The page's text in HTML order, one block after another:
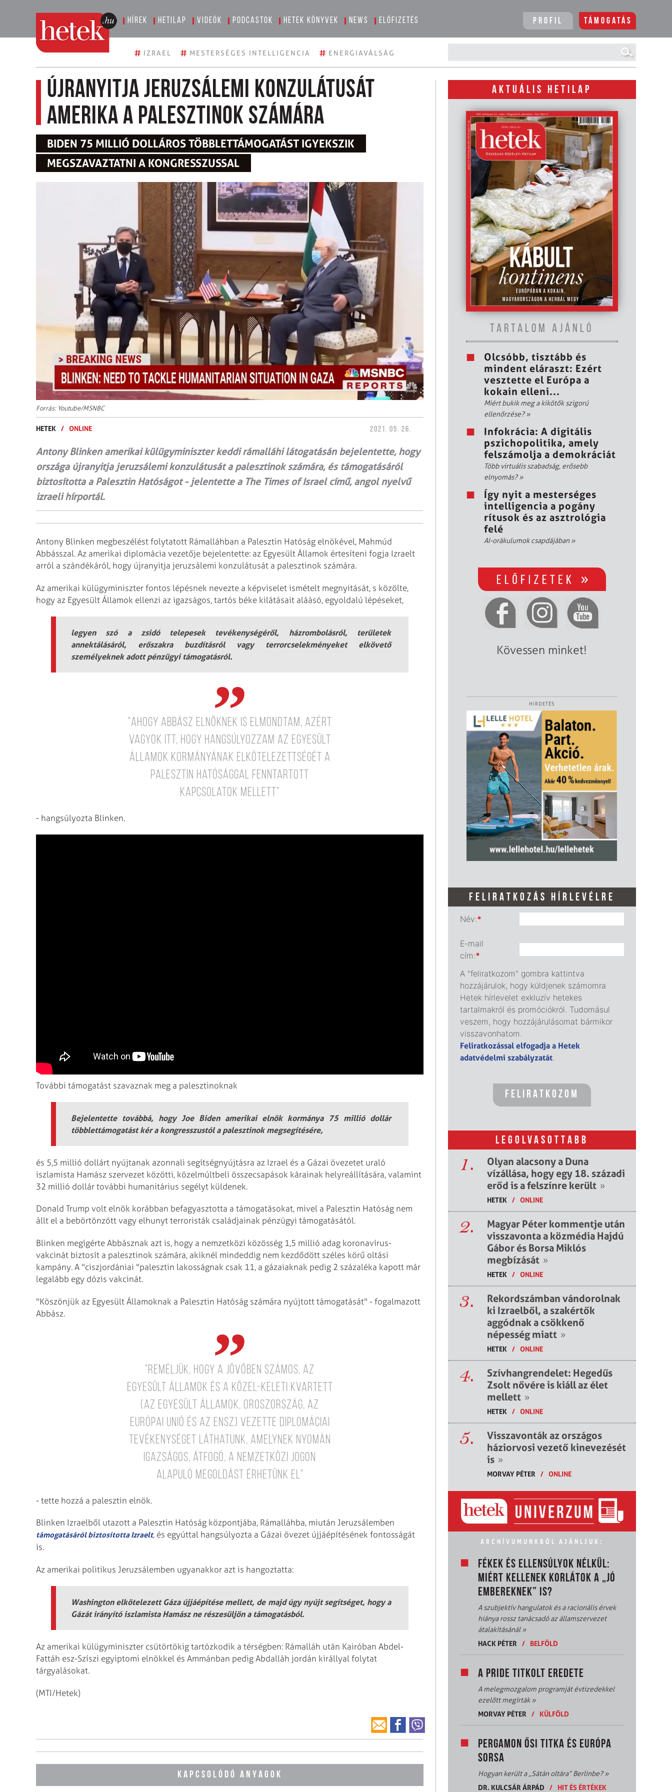
Hírek Hetilap Videók Podcastok Hetek könyvek News Előfizetés Profil Támogatás
# IZRAEL # MESTERSÉGES INTELLIGENCIA # ENERGIAVÁLSÁG
Újranyitja jeruzsálemi konzulátusát
Amerika a palesztinok számára
BIDEN 75 MILLIÓ DOLLÁROS TÖBBLETTÁMOGATÁST IGYEKSZIK
MEGSZAVAZTATNI A KONGRESSZUSSAL
Forrás: Youtube/MSNBC
HETEK / ONLINE 2021. 05. 26.
Antony Blinken amerikai külügyminiszter keddi rámalláhi látogatásán bejelentette, hogy
országa újranyitja jeruzsálemi konzulátusát a palesztinok számára, és támogatásáról
biztosította a Palesztin Hatóságot - jelentette a The Times of Israel című, angol nyelvű
izraeli hírportál.
Antony Blinken megbeszélést folytatott Rámalláhban a Palesztin Hatóság elnökével, Mahmúd
Abbásszal. Az amerikai diplomácia vezetője bejelentette: az Egyesült Államok értesíteni fogja Izraelt
arról a szándékáról, hogy újranyitja jeruzsálemi konzulátusát a palesztinok számára.
Az amerikai külügyminiszter fontos lépésnek nevezte a képviselet ismételt megnyitását, s közölte,
hogy az Egyesült Államok ellenzi az igazságos, tartós béke kilátásait aláásó, egyoldalú lépéseket,
legyen szó a zsidó telepesek tevékenységéről, házrombolásról, területek
annektálásáról, erőszakra buzdításról vagy terrorcselekményeket elkövető
személyeknek adott pénzügyi támogatásról.
"Ahogy Abbász elnöknek is elmondtam, azért
vagyok itt, hogy hangsúlyozzam az Egyesült
Államok kormányának elkötelezettségét a
Palesztin Hatósággal fenntartott
kapcsolatok mellett"
- hangsúlyozta Blinken.
További támogatást szavaznak meg a palesztinoknak
Bejelentette továbbá, hogy Joe Biden amerikai elnök kormánya 75 millió dollár
többlettámogatást kér a kongresszustól a palesztinok megsegítésére,
és 5,5 millió dollárt nyújtanak azonnali segítségnyújtásra az Izrael és a Gázai övezetet uraló
iszlamista Hamász szervezet közötti, közelmúltbeli összecsapások kárainak helyreállítására, valamint
32 millió dollár további humanitárius segélyt küldenek.
Donald Trump volt elnök korábban befagyasztotta a támogatásokat, mivel a Palesztin Hatóság nem
állt el a bebörtönzött vagy elhunyt terroristák családjainak pénzügyi támogatásától.
Blinken megígérte Abbásznak azt is, hogy a nemzetközi közösség 1,5 millió adag koronavírus-
vakcinát biztosít a palesztinok számára, akiknél mindeddig nem kezdődött széles körű oltási
kampány. A "ciszjordániai "palesztin lakosságnak csak 11, a gázaiaknak pedig 2 százaléka kapott már
legalább egy dózis vakcinát.
"Köszönjük az Egyesült Államoknak a Palesztin Hatóság számára nyújtott támogatását" - fogalmazott
Abbász.
"Reméljük, hogy a jövőben számos, az
Egyesült Államok és a közel-keleti kvartett
(az Egyesült Államok, Oroszország, az
Európai Unió és az ENSZ) vezette diplomáciai
tevékenységet láthatunk, amelynek nyomán
igazságos, átfogó, a nemzetközi jogon
alapuló megoldást érhetünk el"
- tette hozzá a palesztin elnök.
Blinken Izraelből utazott a Palesztin Hatóság központjába, Rámalláhba, miután Jeruzsálemben
támogatásáról biztosította Izraelt, és egyúttal hangsúlyozta a Gázai övezet újjáépítésének fontosságát
is.
Az amerikai politikus Jeruzsálemben ugyanakkor azt is hangoztatta:
Washington elkötelezett Gáza újjáépítése mellett, de majd úgy nyújt segítséget, hogy a
Gázát irányító iszlamista Hamász ne részesüljön a támogatásból.
Az amerikai külügyminiszter csütörtökig tartózkodik a térségben: Rámalláh után Kairóban Abdel-
Fattáh esz-Szíszi egyiptomi elnökkel és Ammánban pedig Abdalláh jordán királlyal folytat
tárgyalásokat.
(MTI/Hetek)
KAPCSOLÓDÓ ANYAGOK
AKTUÁLIS HETILAP
TARTALOM AJÁNLÓ
Olcsóbb, tisztább és
mindent eláraszt: Ezért
vesztette el Európa a
kokain elleni...
Miért bukik meg a kikötők szigorú
ellenőrzése?»
Infokrácia: A digitális
pszichopolitika, amely
felszámolja a demokráciát
Több virtuális szabadság, erősebb
elnyomás?»
Így nyit a mesterséges
intelligencia a pogány
rítusok és az asztrológia
felé
AI-orákulumok csapdájában»
Kövessen minket!
HIRDETÉS
FELIRATKOZÁS HÍRLEVÉLRE
Név:*
E-mail
cím:*
A "feliratkozom" gombra kattintva
hozzájárulok, hogy küldjenek számomra
Hetek hírlevelet exkluzív hetekes
tartalmakról és promóciókról. Tudomásul
veszem, hogy hozzájárulásomat bármikor
visszavonhatom.
Feliratkozással elfogadja a Hetek
adatvédelmi szabályzatát
LEGOLVASOTTABB
1.
Olyan alacsony a Duna
vízállása, hogy egy 18. századi
erőd is a felszínre került »
HETEK / ONLINE
2.
Magyar Péter kommentje után
visszavonta a közmédia Hajdú
Gábor és Borsa Miklós
megbízását »
HETEK / ONLINE
3.
Rekordszámban vándorolnak
ki Izraelből, a szakértők
aggódnak a csökkenő
népesség miatt »
HETEK / ONLINE
4.
Szívhangrendelet: Hegedűs
Zsolt nővére is kiáll az élet
mellett »
HETEK / ONLINE
5.
Visszavonták az országos
háziorvosi vezető kinevezését
is »
MORVAY PÉTER / ONLINE
ARCHÍVUMUNKBÓL AJÁNLJUK:
FÉKEK ÉS ELLENSÚLYOK NÉLKÜL:
MIÉRT KELLENEK KORLÁTOK A „JÓ
EMBEREKNEK” IS?
A szubjektív hangulatok és a racionális érvek
hiánya rossz tanácsadó az államszervezet
átalakításánál»
HACK PÉTER
/ BELFÖLD
A PRIDE TITKOLT EREDETE
A melegmozgalom programját évtizedekkel
ezelőtt megírták»
MORVAY PÉTER
/ KÜLFÖLD
PERGAMON ŐSI TITKA ÉS EURÓPA
SORSA
Hogyan került a „Sátán oltára” Berlinbe?»
DR. KULCSÁR ÁRPÁD
/ HIT ÉS ÉRTÉKEK